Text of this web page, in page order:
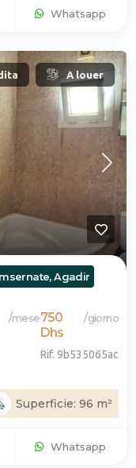
Whatsapp
A louer
Agadir
/mese750
Dhs
/giorno
Rif. 9b535065ac
Superficie: 96 m²
Whatsapp